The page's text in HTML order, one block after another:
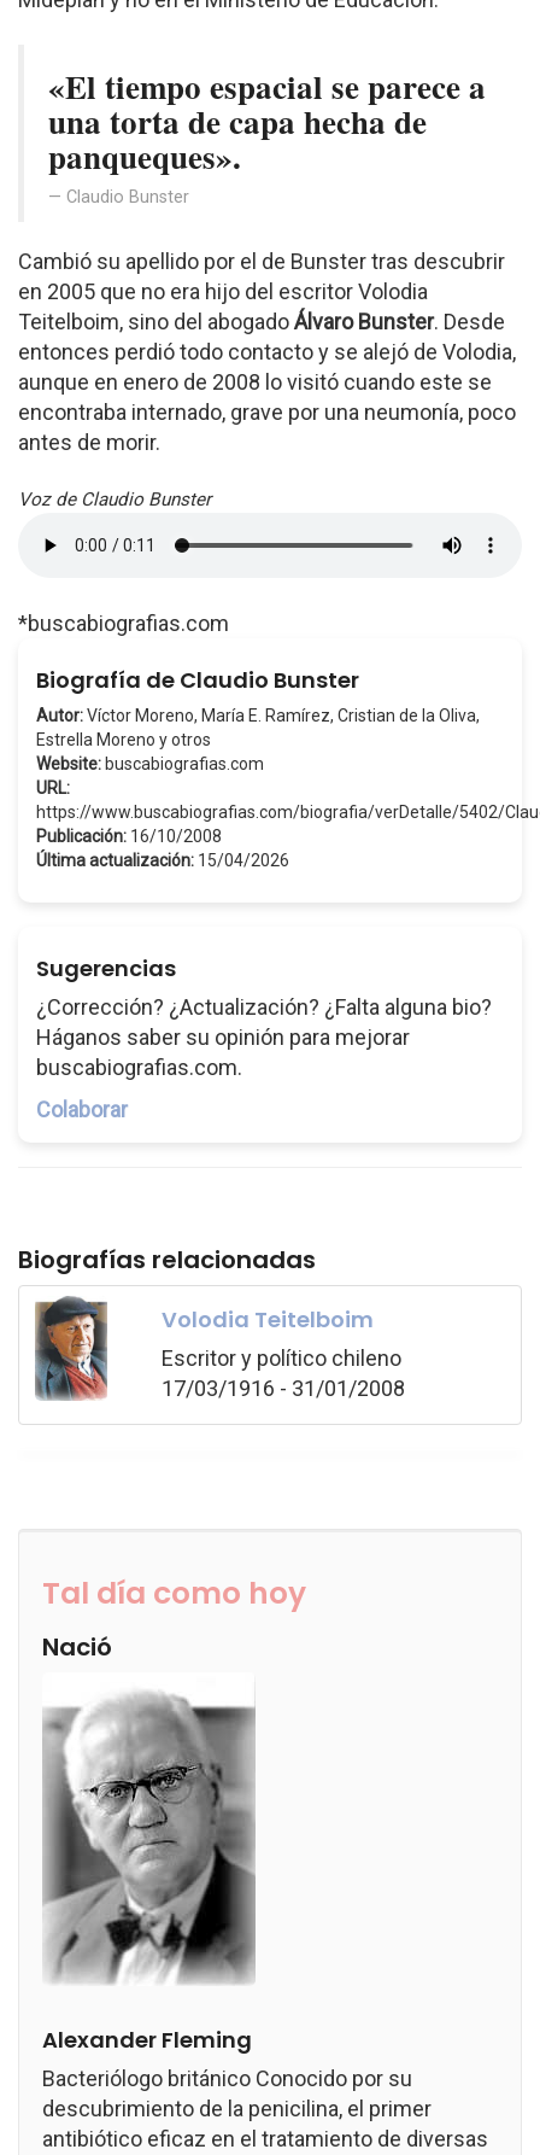
«El tiempo espacial se parece a
una torta de capa hecha de
panqueques».
Claudio Bunster
Cambió su apellido por el de Bunster tras descubrir
en 2005 que no era hijo del escritor Volodia
Teitelboim, sino del abogadoÁlvaro Bunster. Desde
entonces perdió todo contacto y se alejó de Volodia,
aunque en enero de 2008 lo visitó cuando este se
encontraba internado, grave por una neumonía, poco
antes de morir.
Voz de Claudio Bunster
*buscabiografias.com
Biografía de Claudio Bunster
Autor:Víctor Moreno, María E. Ramírez, Cristian de la Oliva,
Estrella Moreno y otros
Website: buscabiografias.com
URL:
https://www.buscabiografias.com/biografia/verDetalle/5402/
Publicación: 16/10/2008
Última actualización: 15/04/2026
Sugerencias
¿Corrección? ¿Actualización? ¿Falta alguna bio?
Háganos saber su opinión para mejorar
buscabiografias.com.
Colaborar
Biografías relacionadas
Volodia Teitelboim
Escritor y político chileno
17/03/1916 - 31/01/2008
Tal día como hoy
Nació
Alexander Fleming
Bacteriólogo británico Conocido por su
descubrimiento de la penicilina, el primer
antibiótico eficaz en el tratamiento de diversas